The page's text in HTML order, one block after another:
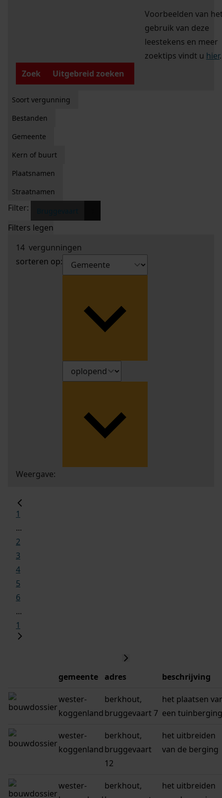
Voorbeelden van
gebruik van deze
leestekens en meer
zoektips vindt u hier.
Zoek
Uitgebreid zoeken
Soort vergunning
Bestanden
Gemeente
Kern of buurt
Plaatsnamen
Straatnamen
Filter:
Filters legen
14 vergunningen
sorteren op:
Weergave:
1
...
2
3
4
5
6
...
1
gemeente adres beschrijving
wester-
koggenland
berkhout,
bruggevaart 7
het plaatsen
een tuinberging
wester-
koggenland
berkhout,
bruggevaart
12
het uitbreiden
van de berging
wester-
berkhout,
het uitbreiden